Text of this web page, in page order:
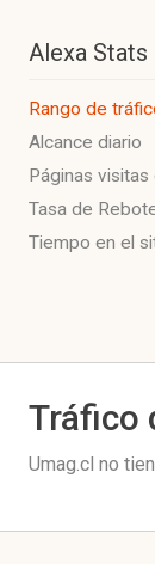
Alexa Stats
Rango de
Alcance diario
Páginas visitas
Tasa de
Tiempo en el
Tráfico
Umag.cl no